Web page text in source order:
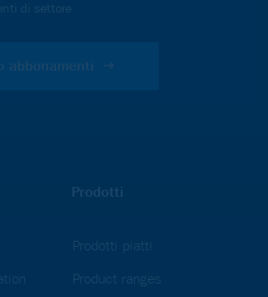
di settore
abbonamenti
Prodotti
Prodotti piatti
Product ranges